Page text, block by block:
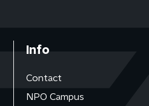
Info
Contact
NPO Campus